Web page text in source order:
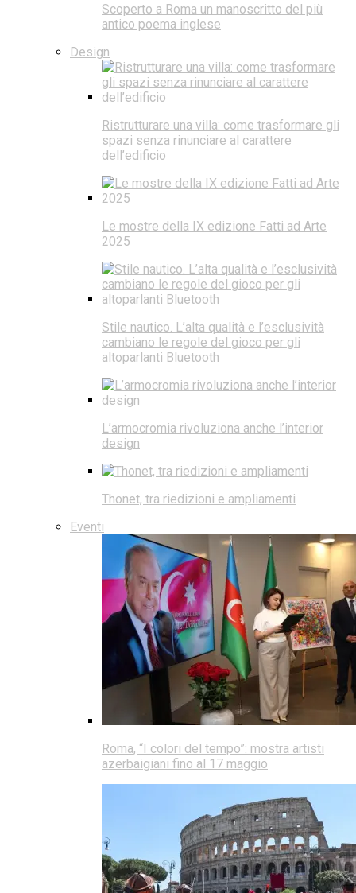
Scoperto a Roma un manoscritto del più
antico poema inglese
Design
Ristrutturare una villa: come trasformare gli
spazi senza rinunciare al carattere
dell’edificio
Le mostre della IX edizione Fatti ad Arte
2025
Stile nautico. L’alta qualità e l’esclusività
cambiano le regole del gioco per gli
altoparlanti Bluetooth
L’armocromia rivoluziona anche l’interior
design
Thonet, tra riedizioni e ampliamenti
Eventi
Roma, “I colori del tempo”: mostra artisti
azerbaigiani fino al 17 maggio